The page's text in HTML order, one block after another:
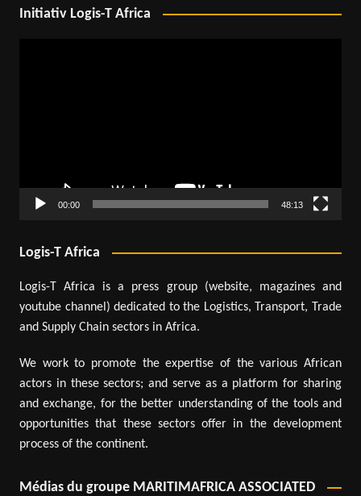
Initiativ Logis-T Africa
00:00 48:13
Logis-T Africa
Logis-T Africa is a press group (website, magazines and
youtube channel) dedicated to the Logistics, Transport, Trade
and Supply Chain sectors in Africa.
We work to promote the expertise of the various African
actors in these sectors; and serve as a platform for sharing
and exchange, for the better understanding of the tools and
opportunities that these sectors offer in the development
process of the continent.
Médias du groupe MARITIMAFRICA ASSOCIATED